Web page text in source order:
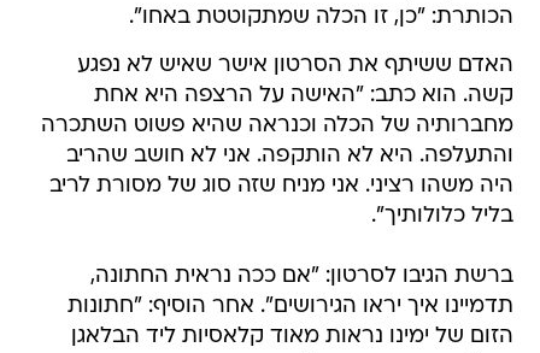
הכותרת: "כן, זו הכלה שמתקוטטת באחו".
האדם ששיתף את הסרטון אישר שאיש לא נפגע
קשה. הוא כתב: "האישה על הרצפה היא אחת
מחברותיה של הכלה וכנראה שהיא פשוט השתכרה
והתעלפה. היא לא הותקפה. אני לא חושב שהריב
היה משהו רציני. אני מניח שזה סוג של מסורת לריב
בליל כלולותיך".
ברשת הגיבו לסרטון: "אם ככה נראית החתונה,
תדמיינו איך יראו הגירושים". אחר הוסיף: "חתונות
הזום של ימינו נראות מאוד קלאסיות ליד הבלאגן